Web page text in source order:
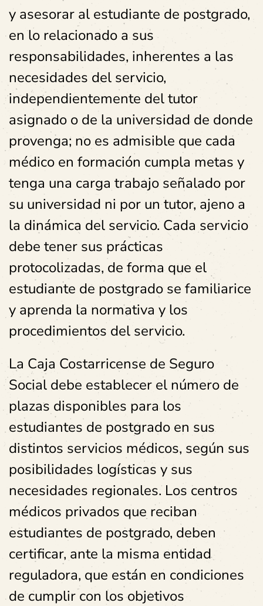
y asesorar al estudiante de postgrado,
en lo relacionado a sus
responsabilidades, inherentes a las
necesidades del servicio,
independientemente del tutor
asignado o de la universidad de donde
provenga; no es admisible que cada
médico en formación cumpla metas y
tenga una carga trabajo señalado por
su universidad ni por un tutor, ajeno a
la dinámica del servicio. Cada servicio
debe tener sus prácticas
protocolizadas, de forma que el
estudiante de postgrado se familiarice
y aprenda la normativa y los
procedimientos del servicio.
La Caja Costarricense de Seguro
Social debe establecer el número de
plazas disponibles para los
estudiantes de postgrado en sus
distintos servicios médicos, según sus
posibilidades logísticas y sus
necesidades regionales. Los centros
médicos privados que reciban
estudiantes de postgrado, deben
certificar, ante la misma entidad
reguladora, que están en condiciones
de cumplir con los objetivos